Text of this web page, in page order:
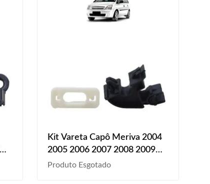
Kit Vareta Capô Meriva 2004
2005 2006 2007 2008 2009
2010 2011 2 Peças
Produto Esgotado